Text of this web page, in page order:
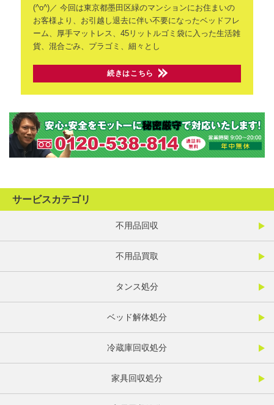
(^o^)／ 今回は東京都墨田区緑のマンションにお住まいの
お客様より、お引越し退去に伴い不要になったベッドフレ
ーム、厚手マットレス、45リットルゴミ袋に入った生活雑
貨、混合ごみ、プラゴミ、細々とし
続きはこちら
サービスカテゴリ
不用品回収
不用品買取
タンス処分
ベッド解体処分
冷蔵庫回収処分
家具回収処分